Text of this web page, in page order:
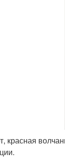
красная